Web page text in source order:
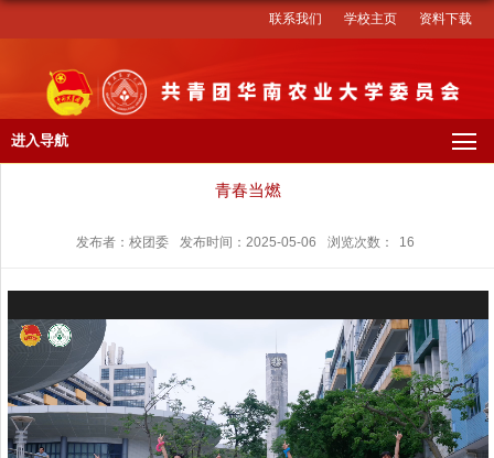
资料下载
学校主页
联系我们
进入导航
青春当燃
发布者：校团委 发布时间：2025-05-06 浏览次数： 16